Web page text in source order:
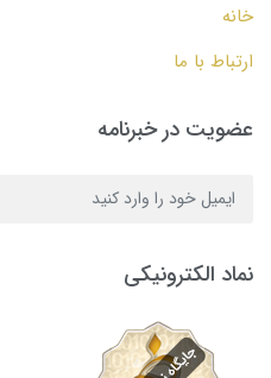
خانه
ارتباط با ما
عضویت در خبرنامه
نماد الکترونیکی